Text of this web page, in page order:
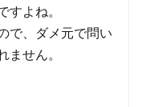
よね。
で、ダメ元で問い
せん。